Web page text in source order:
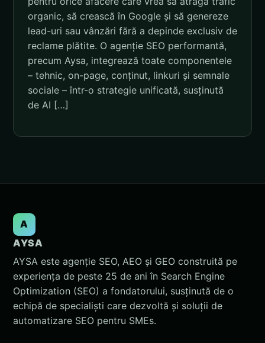
organic, să crească în Google și să genereze
lead-uri sau vânzări fără a depinde exclusiv de
reclame plătite. O agenție SEO performantă,
precum Aysa, integrează toate componentele
– tehnic, on-page, conținut, linkuri și semnale
sociale – într-o strategie unificată, susținută
de AI […]
A
AYSA
AYSA este agenție SEO, AEO și GEO construită pe
experiența de peste 25 de ani în Search Engine
Optimization (SEO) a fondatorului, susținută de o
echipă de specialiști care dezvoltă și soluții de
automatizare SEO pentru SMEs.